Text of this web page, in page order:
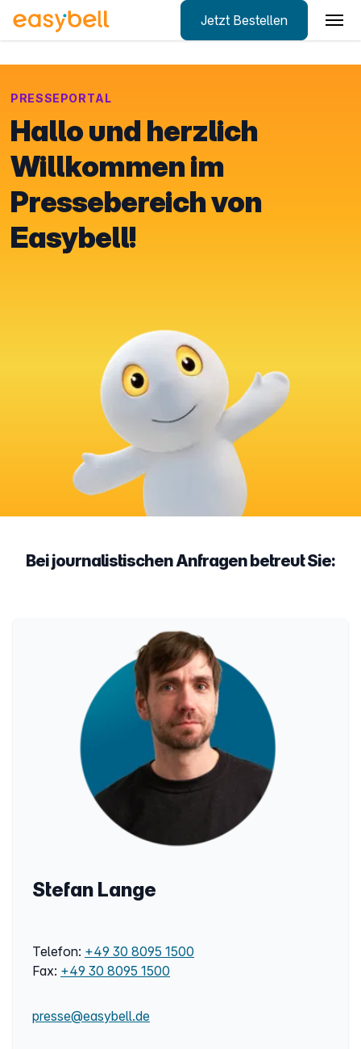
Jetzt Bestellen
PRESSEPORTAL
Hallo und herzlich
Willkommen im
Pressebereich von
Easybell!
Bei journalistischen Anfragen betreut Sie:
Stefan Lange
Telefon: +49 30 8095 1500
Fax: +49 30 8095 1500
presse@easybell.de